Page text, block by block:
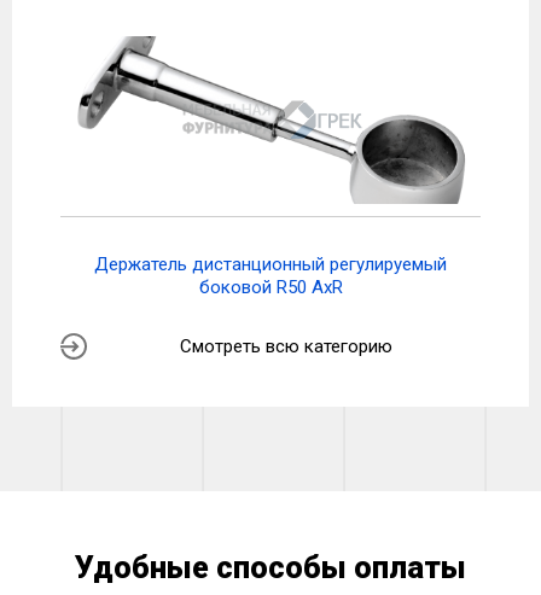
Держатель дистанционный регулируемый
боковой R50 AxR
Смотреть всю категорию
Удобные способы оплаты